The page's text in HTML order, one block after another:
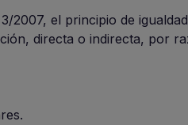
2007, el principio de
directa o indirecta, por